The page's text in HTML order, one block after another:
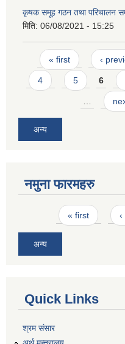
कृषक समूह गठन तथा परिचालन
मिति: 06/08/2021 - 15:25
Pages
« first ‹
4 5 6
अन्य
नमुना फारमहरु
Pages« first
अन्य
Quick Links
श्रम संसार